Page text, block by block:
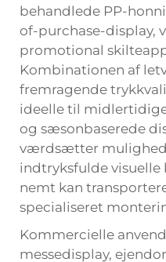
behandlede PP-
of-purchase-display,
promotional
Kombinationen af
fremragende
ideelle til
og sæsonbaserede
værdsætter
indtryksfulde
nemt kan
specialiseret
Kommercielle
messedisplay,